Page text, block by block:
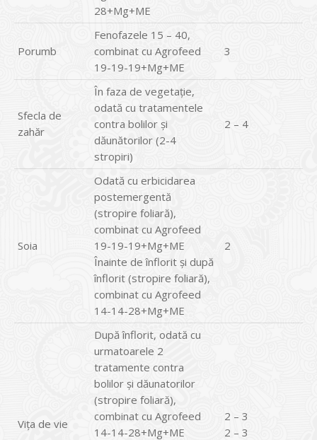
28+Mg+ME
Porumb
Fenofazele 15 – 40,
combinat cu Agrofeed
19-19-19+Mg+ME
3
Sfecla de
zahăr
În faza de vegetaţie,
odată cu tratamentele
contra bolilor și
dăunătorilor (2-4
stropiri)
2 – 4
Soia
Odată cu erbicidarea
postemergentă
(stropire foliară),
combinat cu Agrofeed
19-19-19+Mg+ME
Înainte de înflorit şi după
înflorit (stropire foliară),
combinat cu Agrofeed
14-14-28+Mg+ME
2
Viţa de vie
După înflorit, odată cu
urmatoarele 2
tratamente contra
bolilor și dăunatorilor
(stropire foliară),
combinat cu Agrofeed
14-14-28+Mg+ME
2 – 3
2 – 3